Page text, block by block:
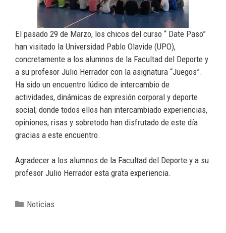
El pasado 29 de Marzo, los chicos del curso “ Date Paso”
han visitado la Universidad Pablo Olavide (UPO),
concretamente a los alumnos de la Facultad del Deporte y
a su profesor Julio Herrador con la asignatura “Juegos”.
Ha sido un encuentro lúdico de intercambio de
actividades, dinámicas de expresión corporal y deporte
social; donde todos ellos han intercambiado experiencias,
opiniones, risas y sobretodo han disfrutado de este día
gracias a este encuentro.
Agradecer a los alumnos de la Facultad del Deporte y a su
profesor Julio Herrador esta grata experiencia.
Noticias